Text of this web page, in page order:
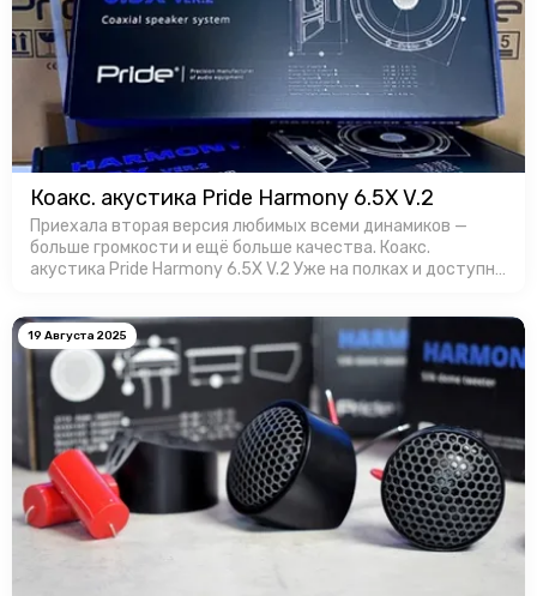
Коакс. акустика Pride Harmony 6.5X V.2
Приехала вторая версия любимых всеми динамиков —
больше громкости и ещё больше качества. Коакс.
акустика Pride Harmony 6.5X V.2 Уже на полках и доступны
19 Августа 2025